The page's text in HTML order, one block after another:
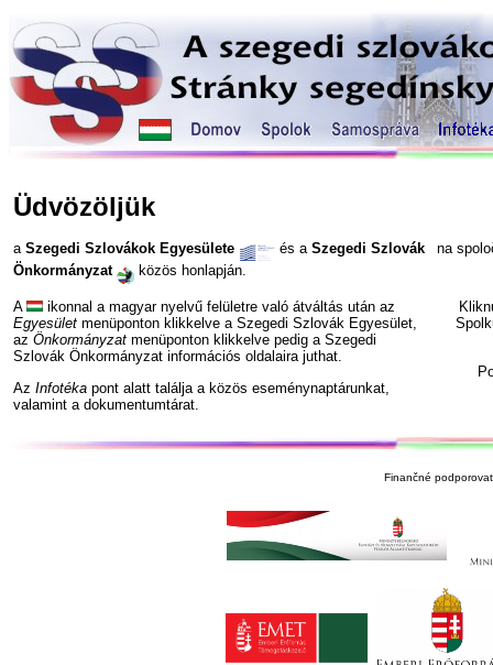
Üdvözöljük
a Szegedi Szlovákok Egyesülete és a Szegedi Szlovák
Önkormányzat
közös honlapján.
A
ikonnal a magyar nyelvű felületre való átváltás után az
Egyesület menüponton klikkelve a Szegedi Szlovák Egyesület,
az Önkormányzat menüponton klikkelve pedig a Szegedi
Szlovák Önkormányzat információs oldalaira juthat.
Az Infotéka pont alatt találja a közös eseménynaptárunkat,
valamint a dokumentumtárat.
na
Finančné